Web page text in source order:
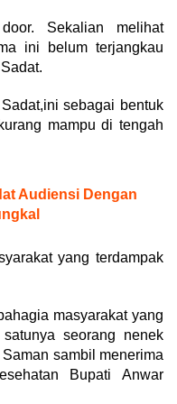
Sekalian melihat
ini belum terjangkau
sebagai bentuk
mampu di tengah
Audiensi Dengan
yang terdampak
masyarakat yang
seorang nenek
sambil menerima
Bupati Anwar